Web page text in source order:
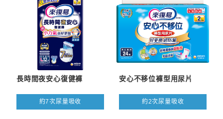
長時間夜安心復健褲
約7次尿量吸收
安心不移位褲型用尿片
約2次尿量吸收